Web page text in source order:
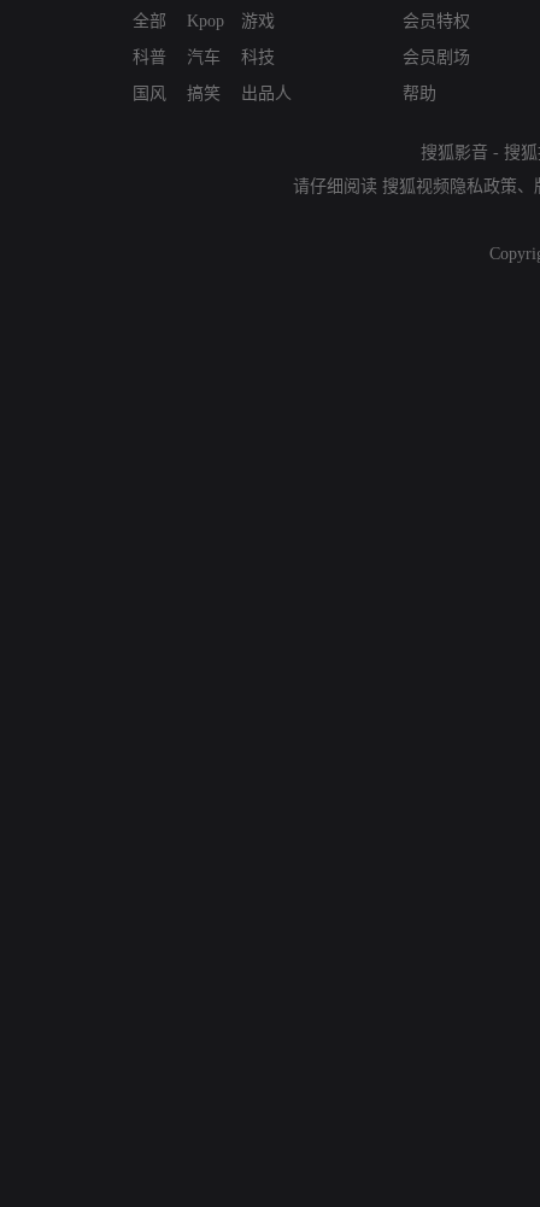
全部
科普
国风
Kpop
汽车
搞笑
游戏
科技
出品人
会员特权
会员剧场
帮助
搜狐影音 - 搜
请仔细阅读 搜狐视频隐私政策、